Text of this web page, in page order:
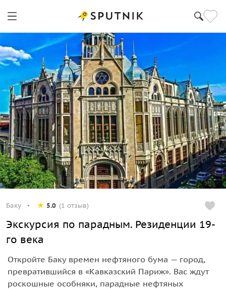
Баку 5.0 (1 отзыв)
Экскурсия по парадным. Резиденции 19-
го века
Откройте Баку времен нефтяного бума — город,
превратившийся в «Кавказский Париж». Вас ждут
роскошные особняки, парадные нефтяных